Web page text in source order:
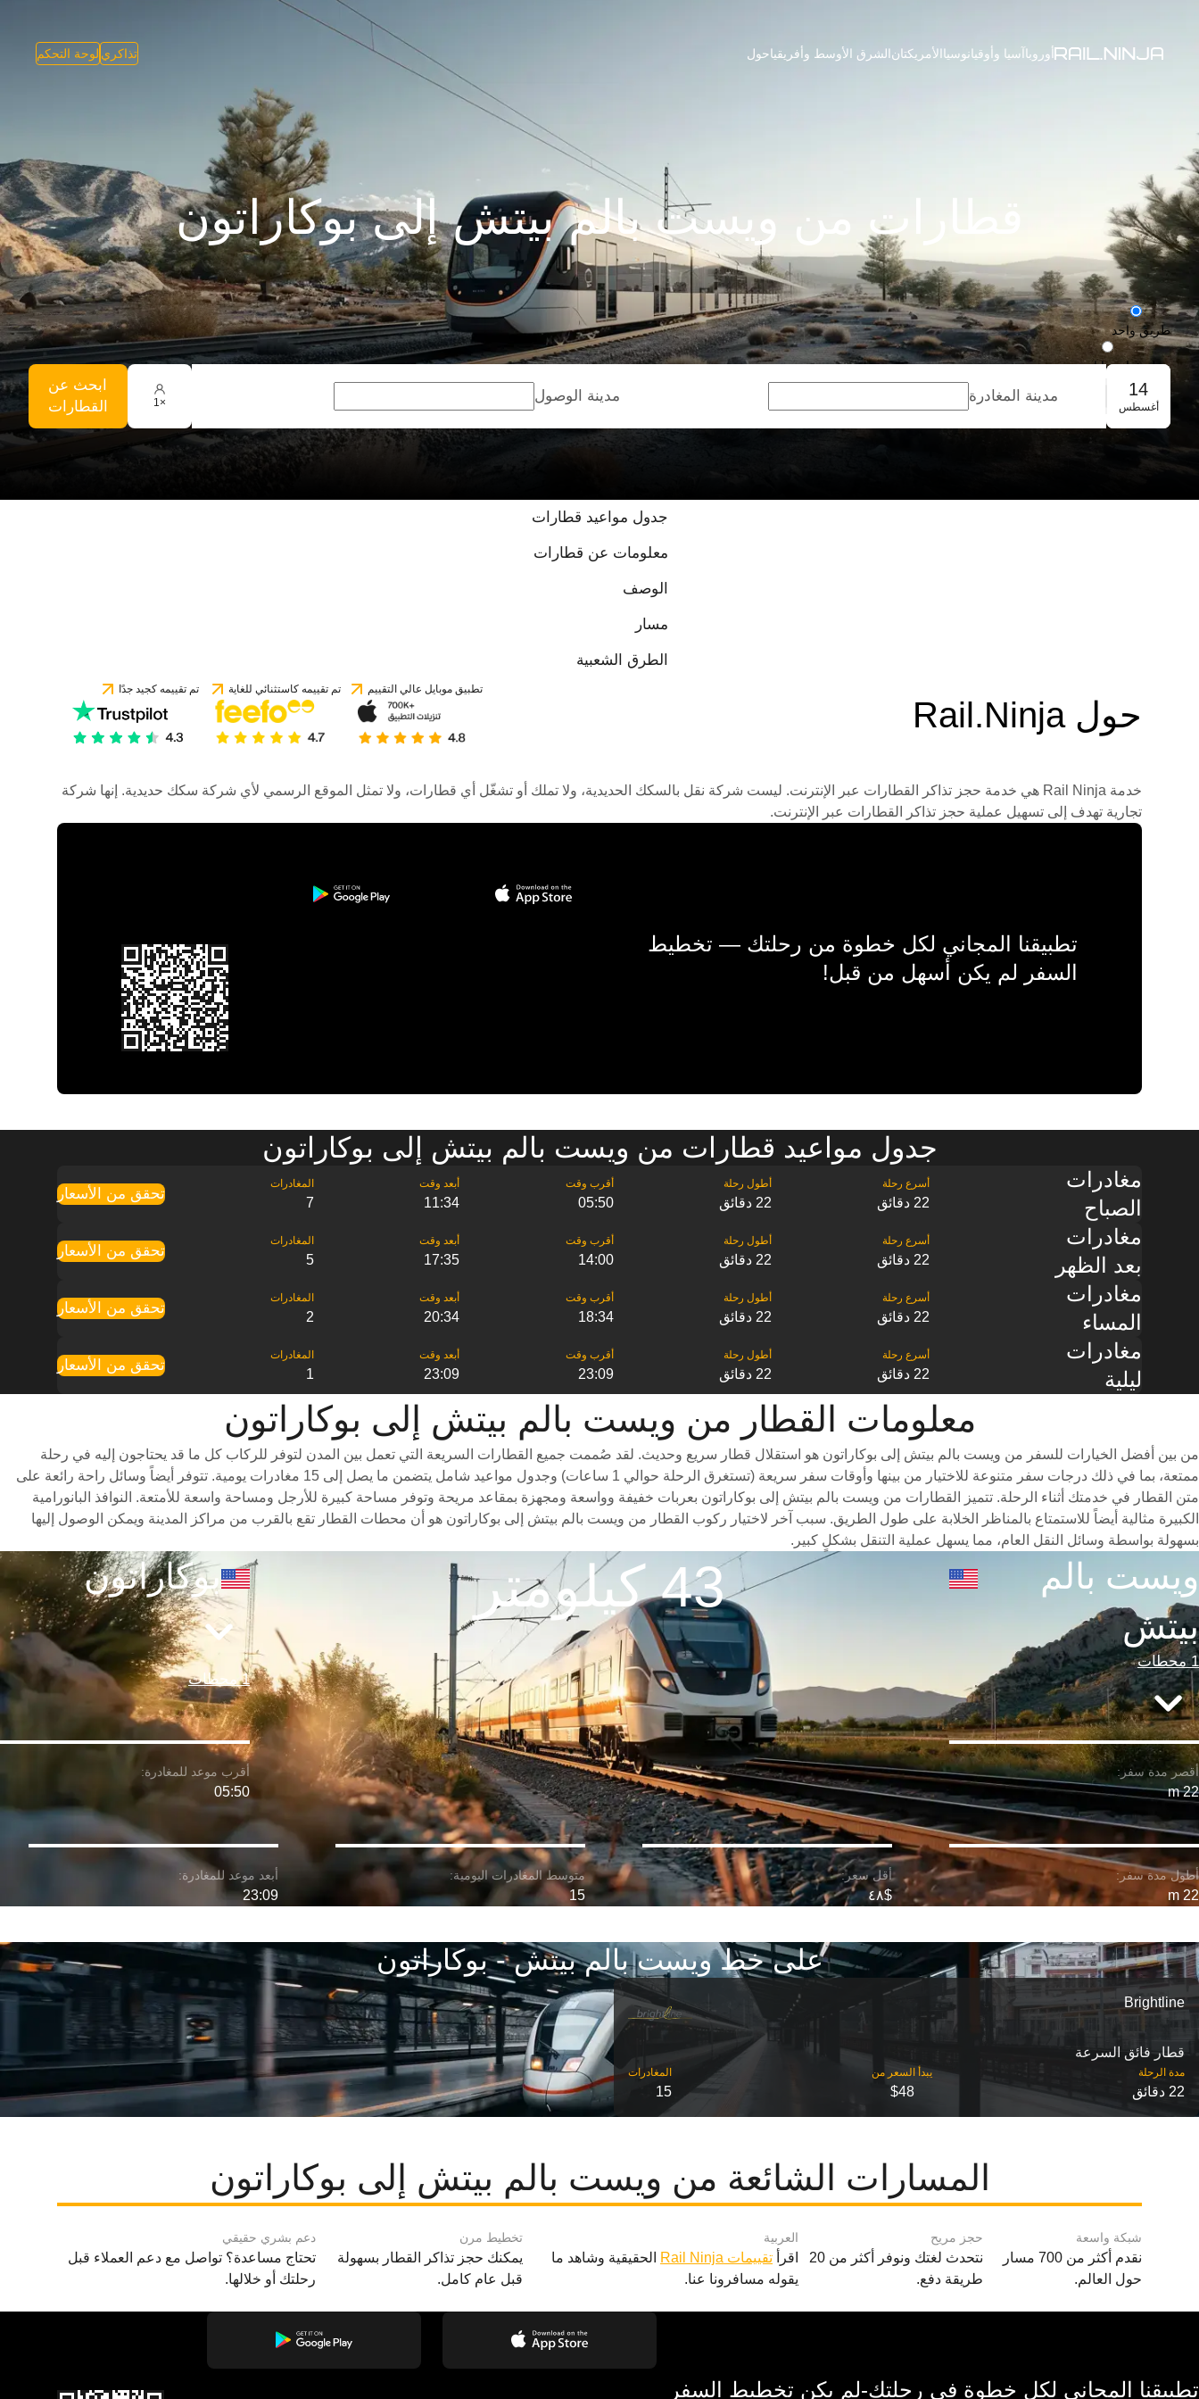
أوروبا آسيا وأوقيانوسيا الأمريكتان الشرق الأوسط وأفريقياحول تذاكري لوحة التحكم
قطارات من ويست بالم بيتش إلى بوكاراتون
طريق واحد
رحلة ذهاب وإياب
الحجز الجماعي
14
أغسطس
مدينة المغادرة مدينة الوصول ×
1
ابحث عن
القطارات
جدول مواعيد قطارات
معلومات عن قطارات
الوصف
مسار
الطرق الشعبية
حول Rail.Ninja
تطبيق موبايل عالي التقييم تم تقييمه كاستثنائي للغاية تم تقييمه كجيد جدًا
خدمة Rail Ninja هي خدمة حجز تذاكر القطارات عبر الإنترنت. ليست شركة نقل بالسكك الحديدية، ولا تملك أو تشغّل أي قطارات، ولا تمثل الموقع الرسمي لأي شركة سكك حديدية. إنها شركة
تجارية تهدف إلى تسهيل عملية حجز تذاكر القطارات عبر الإنترنت.
تطبيقنا المجاني لكل خطوة من رحلتك — تخطيط
السفر لم يكن أسهل من قبل!
جدول مواعيد قطارات من ويست بالم بيتش إلى بوكاراتون
مغادرات
الصباح
22 دقائق 22 دقائق 05:50
11:34
7
تحقق من الأسعار
مغادرات
بعد الظهر
22 دقائق 22 دقائق 14:00
17:35
5
تحقق من الأسعار
مغادرات
المساء
22 دقائق 22 دقائق 18:34
20:34
2
تحقق من الأسعار
مغادرات
ليلية
22 دقائق 22 دقائق 23:09
23:09
1
تحقق من الأسعار
معلومات القطار من ‎ويست بالم بيتش إلى ‎بوكاراتون
من بين أفضل الخيارات للسفر من ويست بالم بيتش إلى بوكاراتون هو استقلال قطار سريع وحديث. لقد صُممت جميع القطارات السريعة التي تعمل بين المدن لتوفر للركاب كل ما قد يحتاجون إليه في رحلة
ممتعة، بما في ذلك درجات سفر متنوعة للاختيار من بينها وأوقات سفر سريعة (تستغرق الرحلة حوالي 1 ساعات) وجدول مواعيد شامل يتضمن ما يصل إلى 15 مغادرات يومية. تتوفر أيضاً وسائل راحة رائعة على
متن القطار في خدمتك أثناء الرحلة. تتميز القطارات من ويست بالم بيتش إلى بوكاراتون بعربات خفيفة وواسعة ومجهزة بمقاعد مريحة وتوفر مساحة كبيرة للأرجل ومساحة واسعة للأمتعة. النوافذ البانورامية
الكبيرة مثالية أيضاً للاستمتاع بالمناظر الخلابة على طول الطريق. سبب آخر لاختيار ركوب القطار من ويست بالم بيتش إلى بوكاراتون هو أن محطات القطار تقع بالقرب من مراكز المدينة ويمكن الوصول إليها
بسهولة بواسطة وسائل النقل العام، مما يسهل عملية التنقل بشكلٍ كبير.
ويست بالم
بيتش
1 محطات
43 كيلومتر بوكاراتون
1 محطات
22 m
05:50
22 m $٤٨ 15
23:09
على خط ويست بالم بيتش - بوكاراتون
Brightline
قطار فائق السرعة
مدة الرحلة
22 دقائق $48
15
المسارات الشائعة من ويست بالم بيتش إلى بوكاراتون
شبكة واسعة
نقدم أكثر من 700 مسار
حول العالم.
حجز مريح
نتحدث لغتك ونوفر أكثر من 20
طريقة دفع.
العربية
اقرأ تقييمات Rail Ninja
الحقيقية وشاهد ما
يقوله مسافرونا عنا.
تخطيط مرن
يمكنك حجز تذاكر القطار بسهولة
قبل عام كامل.
دعم بشري حقيقي
تحتاج مساعدة؟ تواصل مع دعم العملاء قبل
رحلتك أو خلالها.
تطبيقنا المجاني لكل خطوة في رحلتك-لم يكن تخطيط السفر